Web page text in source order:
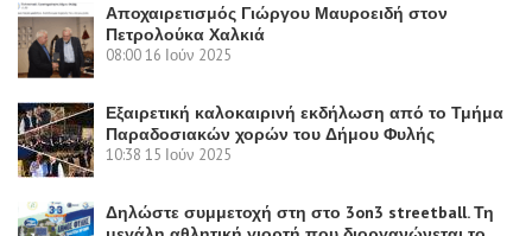
Αποχαιρετισμός Γιώργου Μαυροειδή στον
Πετρολούκα Χαλκιά
08:0016 Ιούν 2025
Εξαιρετική καλοκαιρινή εκδήλωση από το Τμήμα
Παραδοσιακών χορών του Δήμου Φυλής
10:38 15 Ιούν 2025
Δηλώστε συμμετοχή στη στο 3on3 streetball. Τη